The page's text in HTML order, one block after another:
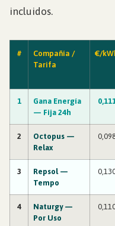
incluidos.
#
Compañía /
Tarifa
€/
1
Gana Energía
— Fija 24h
2 Octopus —
Relax
3 Repsol—
Tempo
4 Naturgy—
Por Uso